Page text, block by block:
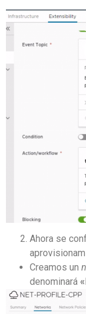
Ahora se
Creamos un
denominará «